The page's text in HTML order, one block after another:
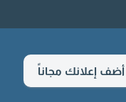
أضف إعلانك مجاناً